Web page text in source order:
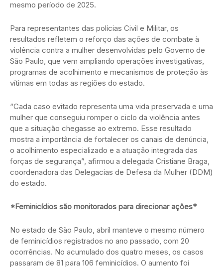
mesmo período de 2025.
Para representantes das polícias Civil e Militar, os
resultados refletem o reforço das ações de combate à
violência contra a mulher desenvolvidas pelo Governo de
São Paulo, que vem ampliando operações investigativas,
programas de acolhimento e mecanismos de proteção às
vítimas em todas as regiões do estado.
“Cada caso evitado representa uma vida preservada e uma
mulher que conseguiu romper o ciclo da violência antes
que a situação chegasse ao extremo. Esse resultado
mostra a importância de fortalecer os canais de denúncia,
o acolhimento especializado e a atuação integrada das
forças de segurança”, afirmou a delegada Cristiane Braga,
coordenadora das Delegacias de Defesa da Mulher (DDM)
do estado.
*Feminicídios são monitorados para direcionar ações*
No estado de São Paulo, abril manteve o mesmo número
de feminicídios registrados no ano passado, com 20
ocorrências. No acumulado dos quatro meses, os casos
passaram de 81 para 106 feminicídios. O aumento foi